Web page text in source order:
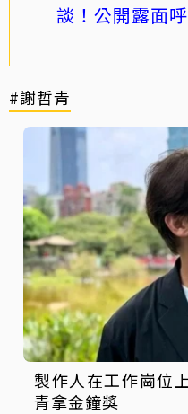
談！公開露面
#謝哲青
製作人在工作崗位
青拿金鐘獎